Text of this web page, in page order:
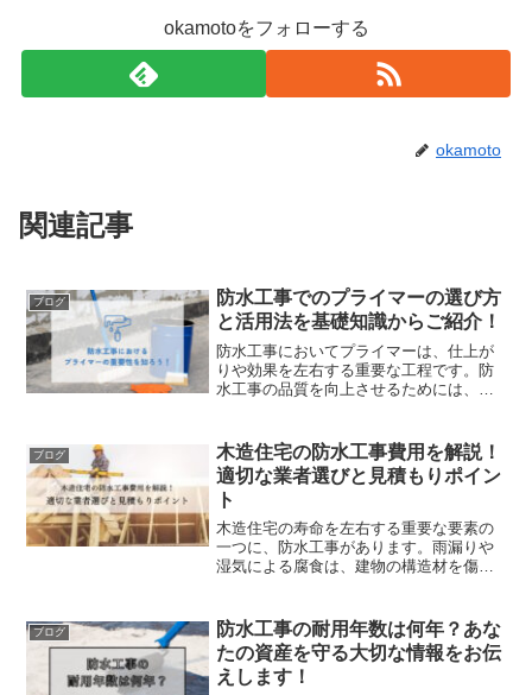
okamotoをフォローする
okamoto
関連記事
ブログ
防水工事でのプライマーの選び方
と活用法を基礎知識からご紹介！
防水工事においてプライマーは、仕上が
りや効果を左右する重要な工程です。防
水工事の品質を向上させるためには、プ
事におけるプライマーの基本的な知識と
重要性、選び方について紹...
ブログ
木造住宅の防水工事費用を解説！
適切な業者選びと見積もりポイン
ト
木造住宅の寿命を左右する重要な要素の
一つに、防水工事があります。雨漏りや
湿気による腐食は、建物の構造材を傷
の耐久性を高め、安心して暮らせる環境
を維持できるのです。今回は...
ブログ
防水工事の耐用年数は何年？あな
たの資産を守る大切な情報をお伝
えします！